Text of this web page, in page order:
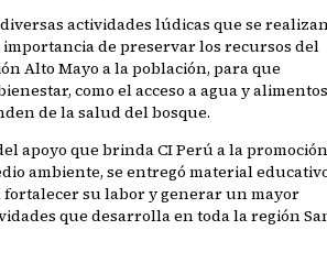
actividades lúdicas que se
importancia de preservar los recursos del
Alto Mayo a la población, para que
como el acceso a agua y
de la salud del bosque.
apoyo que brinda CI Perú a la promoción
ambiente, se entregó material
fortalecer su labor y generar un mayor
que desarrolla en toda la región